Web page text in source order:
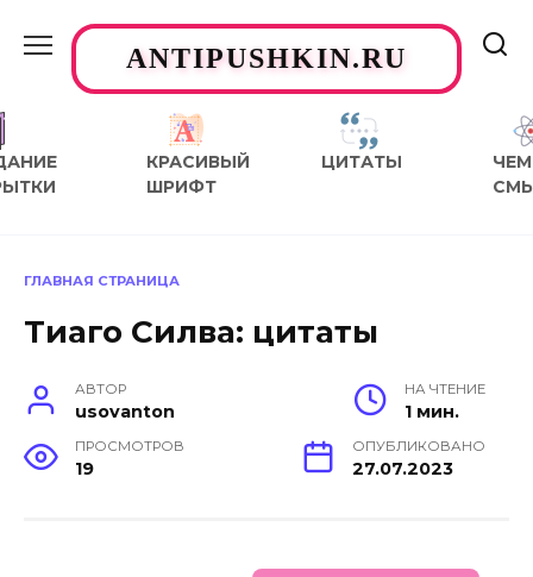
содержаниюANTIPUSHKIN.RU
КРАСИВЫЙ
ШРИФТ
ЦИТАТЫ
ЧЕМ
ГЛАВНАЯ СТРАНИЦА
Тиаго Силва: цитаты
АВТОР
usovanton
НА ЧТЕНИЕ
1 мин.
ПРОСМОТРОВ
19
ОПУБЛИКОВАНО
27.07.2023